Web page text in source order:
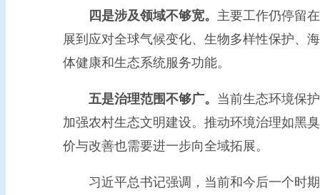
四是涉及领域不够宽。 主要工作仍停留
展到应对全球气候变化、生物多样性保护、
体健康和生态系统服务功能。
五是治理范围不够广。 当前生态环境保
加强农村生态文明建设。推动环境治理如黑
价与改善也需要进一步向全域拓展。
习近平总书记强调，当前和今后一个时期